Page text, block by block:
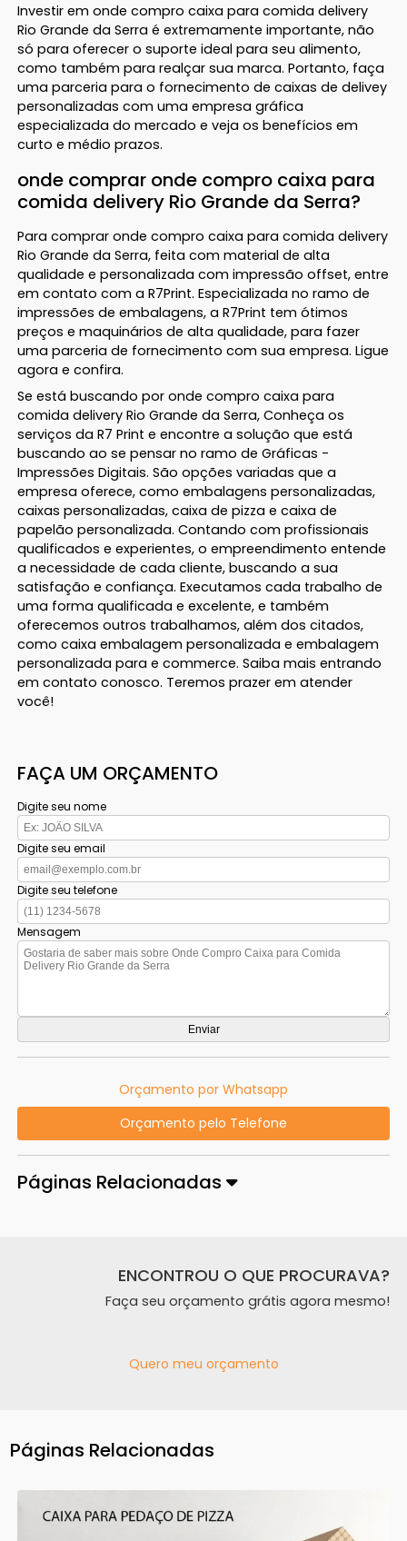
Investir em onde compro caixa para comida delivery
Rio Grande da Serra é extremamente importante, não
só para oferecer o suporte ideal para seu alimento,
como também para realçar sua marca. Portanto, faça
uma parceria para o fornecimento de caixas de delivey
personalizadas com uma empresa gráfica
especializada do mercado e veja os benefícios em
curto e médio prazos.
onde comprar onde compro caixa para
comida delivery Rio Grande da Serra?
Para comprar onde compro caixa para comida delivery
Rio Grande da Serra, feita com material de alta
qualidade e personalizada com impressão offset, entre
em contato com a R7Print. Especializada no ramo de
impressões de embalagens, a R7Print tem ótimos
preços e maquinários de alta qualidade, para fazer
uma parceria de fornecimento com sua empresa. Ligue
agora e confira.
Se está buscando por onde compro caixa para
comida delivery Rio Grande da Serra, Conheça os
serviços da R7 Print e encontre a solução que está
buscando ao se pensar no ramo de Gráficas -
Impressões Digitais. São opções variadas que a
empresa oferece, como embalagens personalizadas,
caixas personalizadas, caixa de pizza e caixa de
papelão personalizada. Contando com profissionais
qualificados e experientes, o empreendimento entende
a necessidade de cada cliente, buscando a sua
satisfação e confiança. Executamos cada trabalho de
uma forma qualificada e excelente, e também
oferecemos outros trabalhamos, além dos citados,
como caixa embalagem personalizada e embalagem
personalizada para e commerce. Saiba mais entrando
em contato conosco. Teremos prazer em atender
você!
FAÇA UM ORÇAMENTO
Digite seu nome
Digite seu email
Digite seu telefone
Mensagem
Orçamento por Whatsapp
Orçamento pelo Telefone
Páginas Relacionadas
ENCONTROU O QUE PROCURAVA?
Faça seu orçamento grátis agora mesmo!
Quero meu orçamento
Páginas Relacionadas